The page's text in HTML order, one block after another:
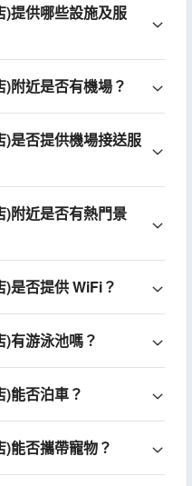
)提供哪些設施及服
附近是否有機場？
是否提供機場接送服
)附近是否有熱門景
是否提供 WiFi？
有游泳池嗎？
能否泊車？
能否攜帶寵物？